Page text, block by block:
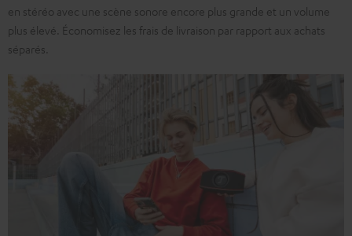
en stéréo avec une scène sonore encore plus grande et un volume
plus élevé. Économisez les frais de livraison par rapport aux achats
séparés.